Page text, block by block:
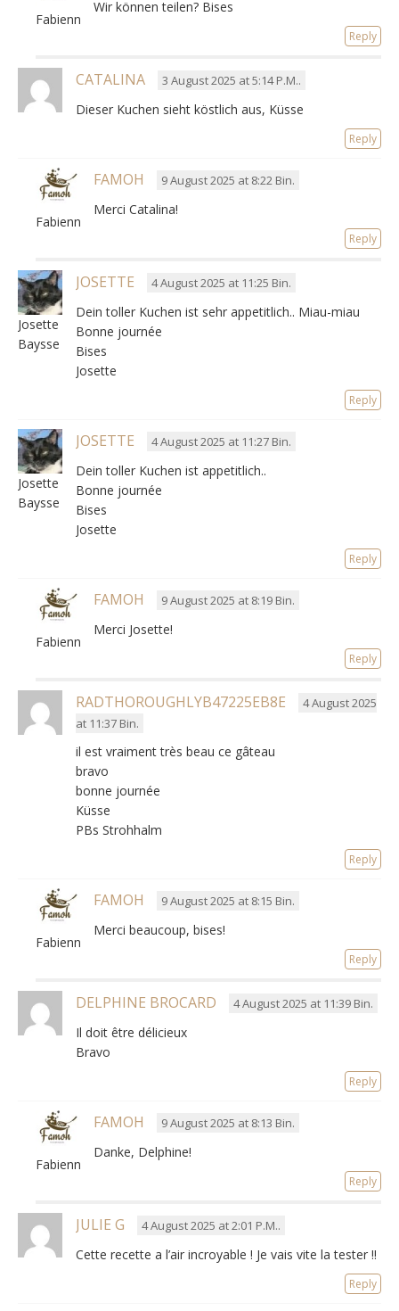
Fabienne
Wir können teilen? Bises
Reply
CATALINA 3 August 2025 at 5:14 P.M..
Dieser Kuchen sieht köstlich aus, Küsse
Reply
Fabienne
FAMOH 9 August 2025 at 8:22 Bin.
Merci Catalina!
Reply
Josette
Baysse
JOSETTE 4 August 2025 at 11:25 Bin.
Dein toller Kuchen ist sehr appetitlich.. Miau-miau
Bonne journée
Bises
Josette
Reply
Josette
Baysse
JOSETTE 4 August 2025 at 11:27 Bin.
Dein toller Kuchen ist appetitlich..
Bonne journée
Bises
Josette
Reply
Fabienne
FAMOH 9 August 2025 at 8:19 Bin.
Merci Josette!
Reply
RADTHOROUGHLYB47225EB8E
4 August 2025
at 11:37 Bin.
il est vraiment très beau ce gâteau
bravo
bonne journée
Küsse
PBs Strohhalm
Reply
Fabienne
FAMOH 9 August 2025 at 8:15 Bin.
Merci beaucoup, bises!
Reply
DELPHINE BROCARD 4 August 2025 at 11:39 Bin.
Il doit être délicieux
Bravo
Reply
Fabienne
FAMOH 9 August 2025 at 8:13 Bin.
Danke, Delphine!
Reply
JULIE G 4 August 2025 at 2:01 P.M..
Cette recette a l’air incroyable ! Je vais vite la tester !!
Reply